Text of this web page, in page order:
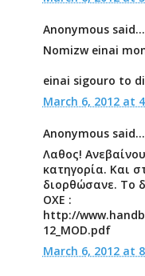
Anonymous said...
Nomizw einai
einai sigouro to
March 6, 2012 at
Anonymous said...
Λαθος!
κατηγορία. Και
διορθώσανε. Το
ΟΧΕ :
http://
12_MOD.pdf
March 6, 2012 at